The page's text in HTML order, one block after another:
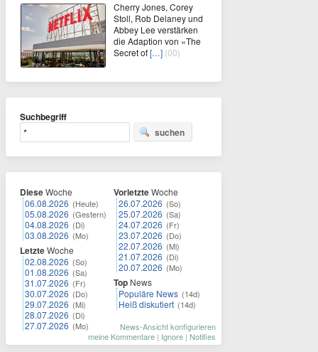
Cherry Jones, Corey
Stoll, Rob Delaney und
Abbey Lee verstärken
die Adaption von «The
Secret of[…] (00)
Suchbegriff
suchen
DieseWoche
06.08.2026 (Heute)
05.08.2026 (Gestern)
04.08.2026 (Di)
03.08.2026 (Mo)
LetzteWoche
02.08.2026 (So)
01.08.2026 (Sa)
31.07.2026 (Fr)
30.07.2026 (Do)
29.07.2026 (Mi)
28.07.2026 (Di)
27.07.2026 (Mo)
VorletzteWoche
26.07.2026 (So)
25.07.2026 (Sa)
24.07.2026 (Fr)
23.07.2026 (Do)
22.07.2026 (Mi)
21.07.2026 (Di)
20.07.2026 (Mo)
Top News
Populäre News (14d)
Heiß diskutiert (14d)
News-Ansicht konfigurieren
meine Kommentare | Ignore | Notifies